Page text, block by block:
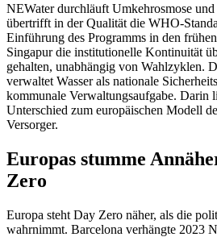
NEWater durchläuft Umkehrosmose
übertrifft in der Qualität die WHO-
Einführung des Programms in den
Singapur die institutionelle Kontinuität
gehalten, unabhängig von Wahlzyklen.
verwaltet Wasser als nationale
kommunale Verwaltungsaufgabe. Darin
Unterschied zum europäischen Modell
Versorger.
Europas stumme
Zero
Europa steht Day Zero näher, als die
wahrnimmt. Barcelona verhängte 2023